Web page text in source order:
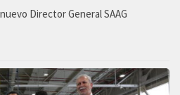
Director General SAAG